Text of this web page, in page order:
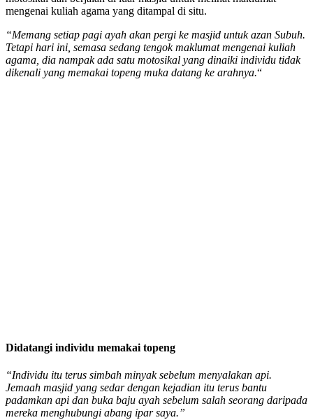
mengenai kuliah agama yang ditampal di situ.
“Memang setiap pagi ayah akan pergi ke masjid untuk azan Subuh.
Tetapi hari ini, semasa sedang tengok maklumat mengenai kuliah
agama, dia nampak ada satu motosikal yang dinaiki individu tidak
dikenali yang memakai topeng muka datang ke arahnya.“
Didatangi individu memakai topeng
“Individu itu terus simbah minyak sebelum menyalakan api.
Jemaah masjid yang sedar dengan kejadian itu terus bantu
padamkan api dan buka baju ayah sebelum salah seorang daripada
mereka menghubungi abang ipar saya.”